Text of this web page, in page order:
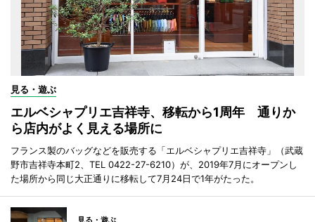
見る・遊ぶ
エルベシャプリエ吉祥寺、移転から1周年 通りか
ら店内がよく見える場所に
フランス製のバッグなどを販売する「エルベシャプリエ吉祥寺」（武蔵
野市吉祥寺本町2、TEL 0422-27-6210）が、2019年7月にオープンし
た場所から同じ大正通りに移転して7月24日で1年がたった。